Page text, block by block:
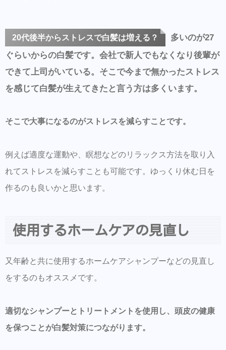
20代後半からストレスで白髪は増える？
多いのが27
ぐらいからの白髪です。会社で新人でもなくなり後輩が
できて上司がいている。そこで今まで無かったストレス
を感じて白髪が生えてきたと言う方は多くいます。
そこで大事になるのがストレスを減らすことです。
例えば適度な運動や、瞑想などのリラックス方法を取り入
れてストレスを減らすことも可能です。ゆっくり休む日を
作るのも良いかと思います。
使用するホームケアの見直し
又年齢と共に使用するホームケアシャンプーなどの見直し
をするのもオススメです。
適切なシャンプーとトリートメントを使用し、頭皮の健康
を保つことが白髪対策につながります。